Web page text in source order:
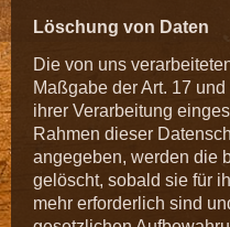
Löschung von Daten
Die von uns
Maßgabe der Art. 17
ihrer Verarbeitung
Rahmen dieser
angegeben, werden die
gelöscht, sobald sie für
mehr erforderlich sind